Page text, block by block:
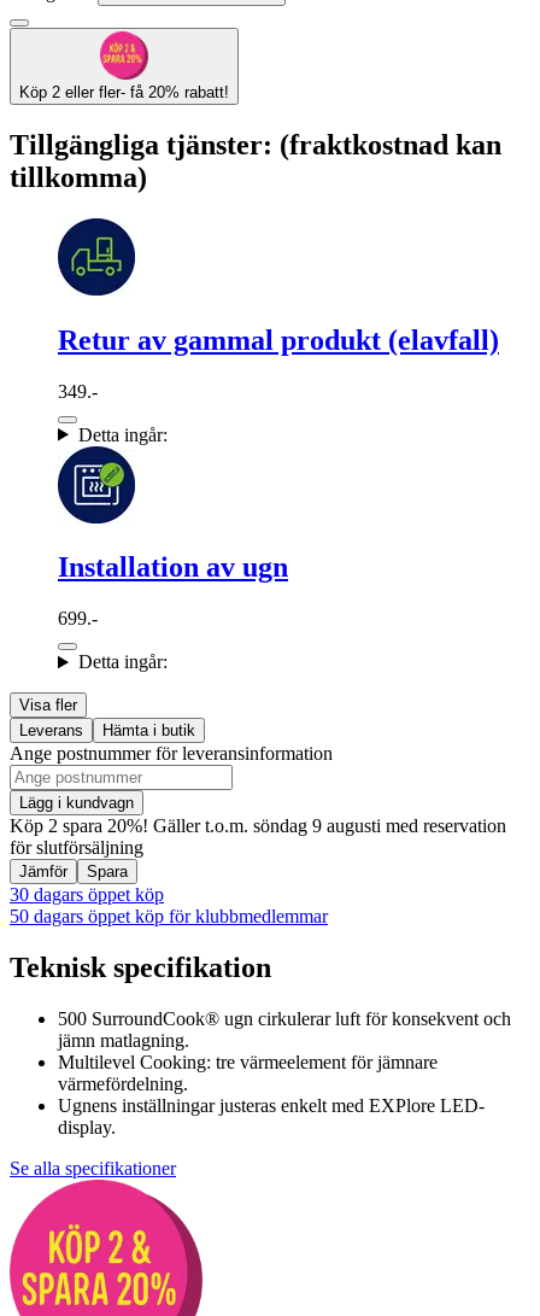
Köp 2 eller fler- få 20% rabatt!
Tillgängliga tjänster: (fraktkostnad kan
tillkomma)
Retur av gammal produkt (elavfall)
349.-
Detta ingår:
Installation av ugn
699.-
Detta ingår:
Visa fler
Leverans
Hämta i butik
Ange postnummer för leveransinformation
Lägg i kundvagn
Köp 2 spara 20%! Gäller t.o.m. söndag 9 augusti med reservation
för slutförsäljning
Jämför Spara
30 dagars öppet köp
50 dagars öppet köp för klubbmedlemmar
Teknisk specifikation
500 SurroundCook® ugn cirkulerar luft för konsekvent och
jämn matlagning.
Multilevel Cooking: tre värmeelement för jämnare
värmefördelning.
Ugnens inställningar justeras enkelt med EXPlore LED-
display.
Se alla specifikationer